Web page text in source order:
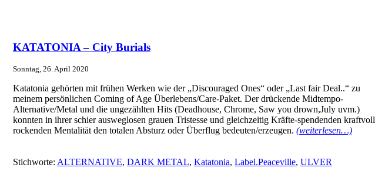
KATATONIA – City Burials
Sonntag, 26. April 2020
Katatonia gehörten mit frühen Werken wie der „Discouraged Ones“ oder „Last fair Deal..“ zu
meinem persönlichen Coming of Age Überlebens/Care-Paket. Der drückende Midtempo-
Alternative/Metal und die ungezählten Hits (Deadhouse, Chrome, Saw you drown,July uvm.)
konnten in ihrer schier ausweglosen grauen Tristesse und gleichzeitig Kräfte-spendenden kraftvoll
rockenden Mentalität den totalen Absturz oder Überflug bedeuten/erzeugen. (weiterlesen…)
Stichworte: ALTERNATIVE, DARK METAL, Katatonia, Label.Peaceville, ULVER